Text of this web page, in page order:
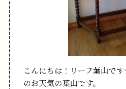
こんにちは！リーフ葉山で
のお天気の葉山です。